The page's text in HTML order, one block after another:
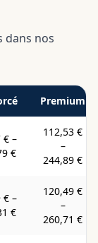
dans nos
Premium
€ –
€
112,53 €
–
244,89 €
€ –
€
120,49 €
–
260,71 €